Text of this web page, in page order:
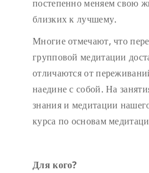
постепенно меняем свою
близких к лучшему.
Многие отмечают, что
групповой медитации
отличаются от
наедине с собой. На
знания и медитации
курса по основам
Для кого?